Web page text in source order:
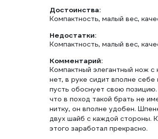
Достоинства:
Компактность, малый вес,
Недостатки:
Компактность, малый вес,
Комментарий:
Компактный элегантный нож
нет, в руке сидит вполне
пусть обоснует свою
что в поход такой брать не
нитку, он вполне удобен.
двух шайб с каждой стороны.
этого заработал прекрасно.